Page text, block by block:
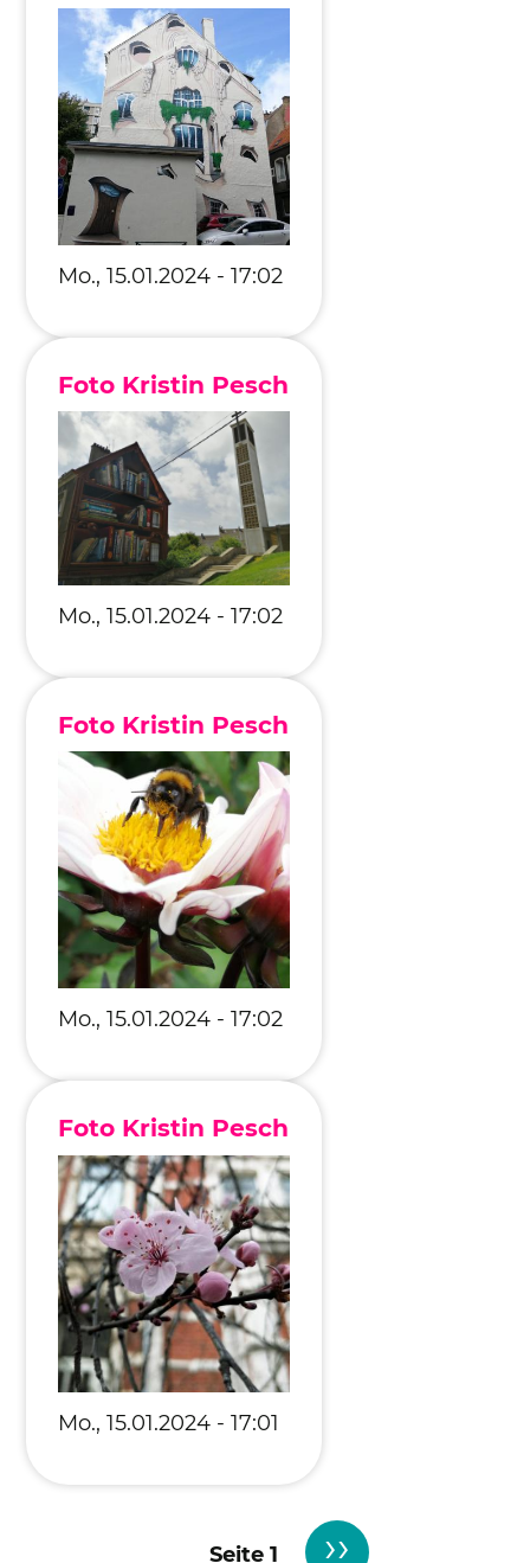
Mo., 15.01.2024 - 17:02
Foto Kristin Pesch
Mo., 15.01.2024 - 17:02
Foto Kristin Pesch
Mo., 15.01.2024 - 17:02
Foto Kristin Pesch
Mo., 15.01.2024 - 17:01
Seite 1 Nächste
››